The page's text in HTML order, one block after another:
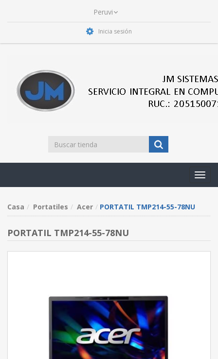
Inicia sesión
Casa Portatiles Acer PORTATIL TMP214-55-78NU
PORTATIL TMP214-55-78NU